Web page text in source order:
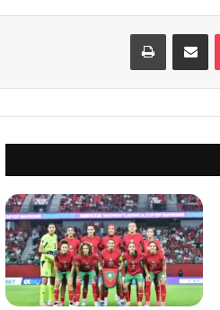
مشاركة عبر البريد